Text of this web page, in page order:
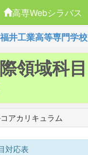
高専Webシラバス
福井工業高等専門学校
領域科目
アカリキュラム
対応表